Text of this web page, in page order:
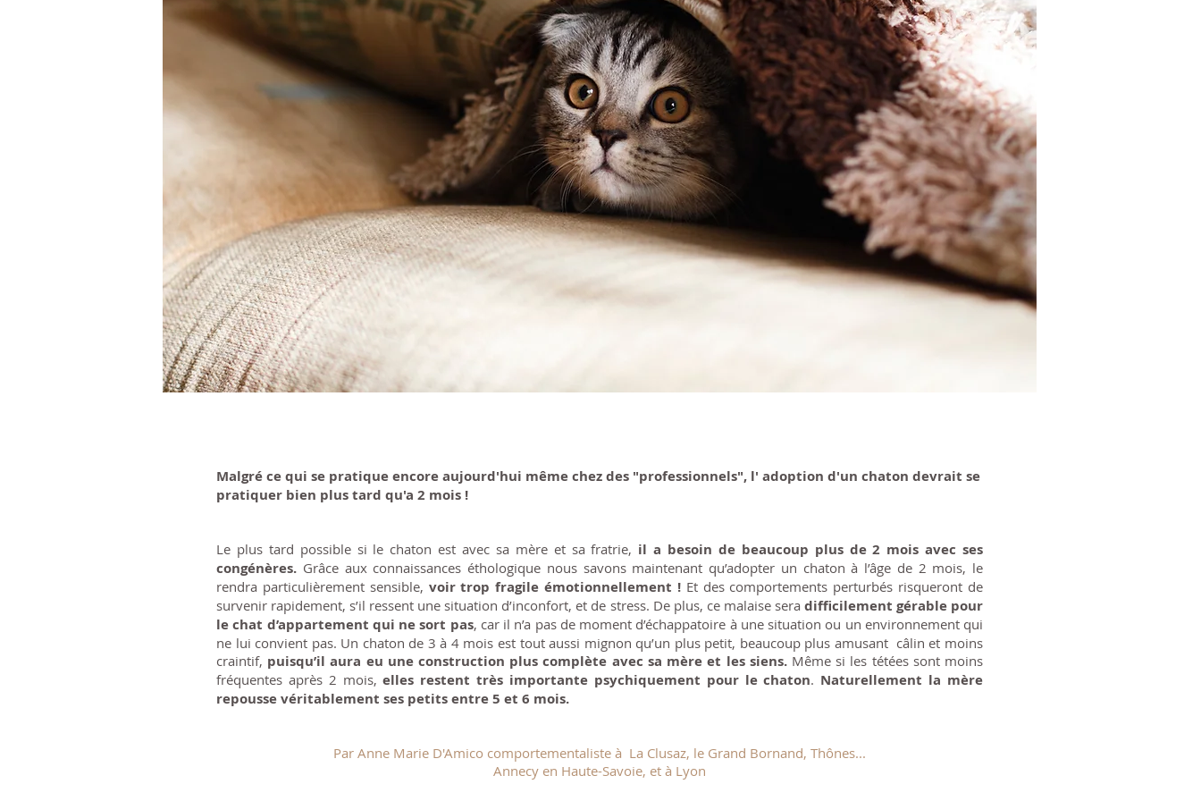
Malgré ce qui se pratique encore aujourd'hui même chez des "professionnels", l' adoption d'un chaton devrait se
pratiquer bien plus tard qu'a 2 mois !
Le plus tard possible si le chaton est avec sa mère et sa fratrie, il a besoin de beaucoup plus de 2 mois avec ses
congénères. Grâce aux connaissances éthologique nous savons maintenant qu’adopter un chaton à l’âge de 2 mois, le
rendra particulièrement sensible, voir trop fragile émotionnellement ! Et des comportements perturbés risqueront de
survenir rapidement, s’il ressent une situation d’inconfort, et de stress. De plus, ce malaise sera difficilement gérable pour
le chat d’appartement qui ne sort pas, car il n’a pas de moment d’échappatoire à une situation ou un environnement qui
ne lui convient pas. Un chaton de 3 à 4 mois est tout aussi mignon qu’un plus petit, beaucoup plus amusant câlin et moins
craintif, puisqu’il aura eu une construction plus complète avec sa mère et les siens.Même si les tétées sont moins
fréquentes après 2 mois,elles restent très importante psychiquement pour le chaton. Naturellement la mère
repousse véritablement ses petits entre 5 et 6 mois.
Par Anne Marie D'Amico comportementaliste à La Clusaz, le Grand Bornand, Thônes...
Annecy en Haute-Savoie, et à Lyon